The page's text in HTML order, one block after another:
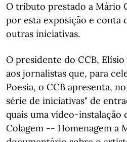
O tributo prestado a Mário
por esta exposição e conta
outras iniciativas.
O presidente do CCB,
aos jornalistas que, para
Poesia, o CCB apresenta,
série de iniciativas" de
quais uma vídeo-instalação
Colagem -- Homenagem a